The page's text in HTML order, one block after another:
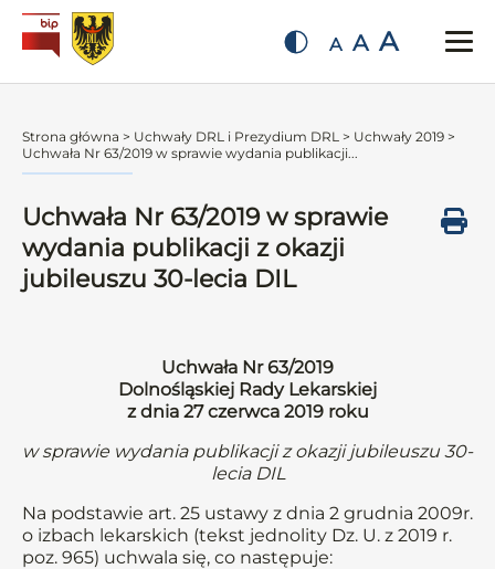
A A A
Strona główna > Uchwały DRL i Prezydium DRL > Uchwały 2019 >
Uchwała Nr 63/2019 w sprawie wydania publikacji...
Uchwała Nr 63/2019 w sprawie
wydania publikacji z okazji
jubileuszu 30-lecia DIL
Uchwała Nr 63/2019
Dolnośląskiej Rady Lekarskiej
z dnia 27 czerwca 2019 roku
w sprawie wydania publikacji z okazji jubileuszu 30-
lecia DIL
Na podstawie art. 25 ustawy z dnia 2 grudnia 2009r.
o izbach lekarskich (tekst jednolity Dz. U. z 2019 r.
poz. 965) uchwala się, co następuje: